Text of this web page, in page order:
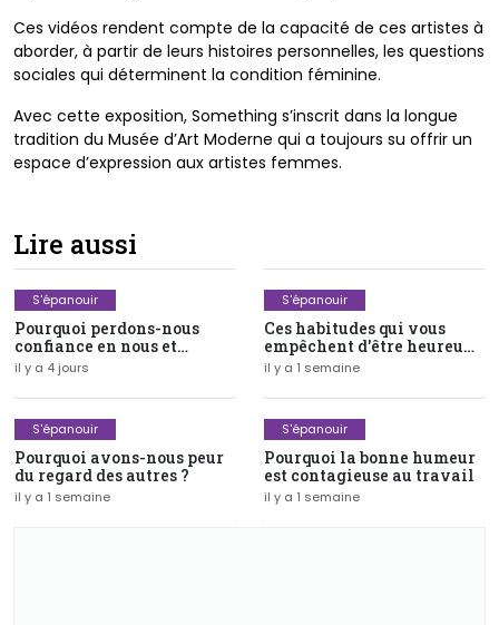
Ces vidéos rendent compte de la capacité de ces artistes à
aborder, à partir de leurs histoires personnelles, les questions
sociales qui déterminent la condition féminine.
Avec cette exposition, Something s’inscrit dans la longue
tradition du Musée d’Art Moderne qui a toujours su offrir un
espace d’expression aux artistes femmes.
Lire aussi
S'épanouir
Pourquoi perdons-nous
confiance en nous et
comment la retrouver ?
il y a 4 jours
S'épanouir
Ces habitudes qui vous
empêchent d'être heureux
au quotidien
il y a 1 semaine
S'épanouir
Pourquoi avons-nous peur
du regard des autres ?
il y a 1 semaine
S'épanouir
Pourquoi la bonne humeur
est contagieuse au travail
il y a 1 semaine